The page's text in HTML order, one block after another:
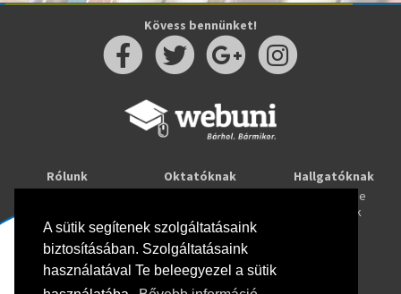
A sütik segítenek szolgáltatásaink
biztosításában. Szolgáltatásaink
használatával Te beleegyezel a sütik
Kövess bennünket!
Rólunk
Oktatóknak
Webuni Stúdió
Hallgatóknak
Tanulj online
Képzések
Info
Adatkezelési tájékoztató
ÁSZF